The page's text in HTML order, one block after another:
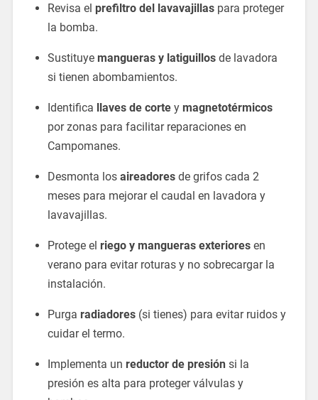
Revisa el prefiltro del lavavajillaspara proteger
la bomba.
Sustituye mangueras y latiguillosde lavadora
si tienen abombamientos.
Identifica llaves de cortey magnetotérmicos
por zonas para facilitar reparaciones en
Campomanes.
Desmonta los aireadoresde grifos cada 2
meses para mejorar el caudal en lavadora y
lavavajillas.
Protege el riego y mangueras exterioresen
verano para evitar roturas y no sobrecargar la
instalación.
Purga radiadores(si tienes) para evitar ruidos y
cuidar el termo.
Implementa un reductor de presiónsi la
presión es alta para proteger válvulas y